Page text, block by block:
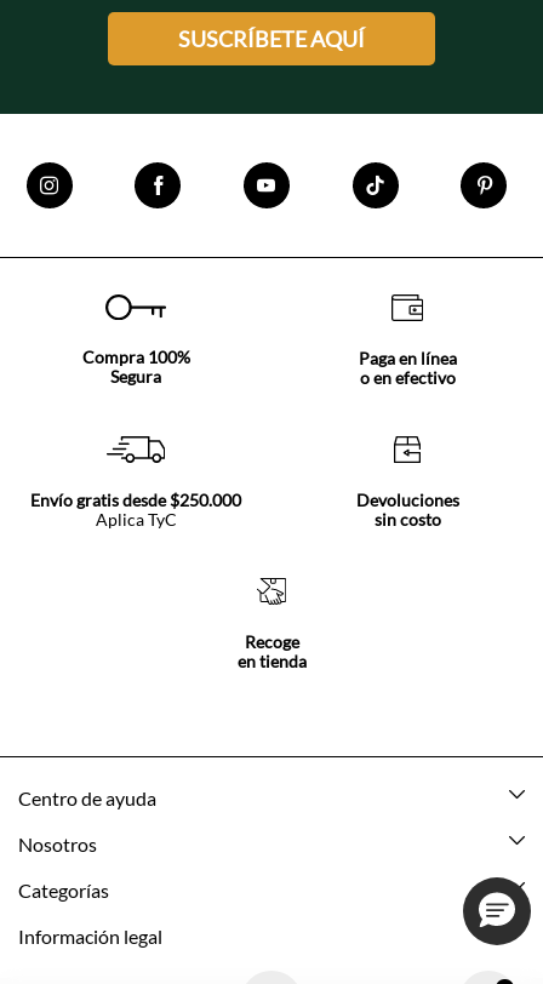
SUSCRÍBETE AQUÍ
Compra 100%
Segura
Paga en línea
o en efectivo
Envío gratis desde $250.000
Aplica TyC
Devoluciones
sin costo
Recoge
en tienda
Centro de ayuda
Mis pedidos
Nosotros
Acerca de Tennis
Categorías
Nuevo
Información legal